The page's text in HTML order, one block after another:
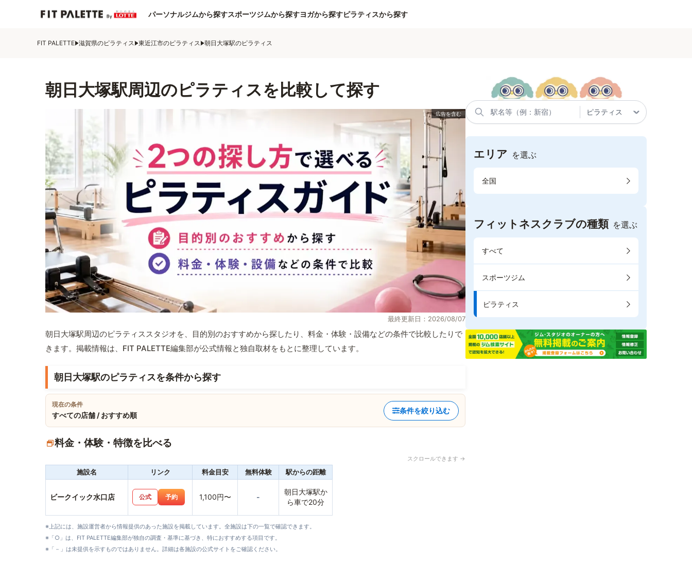
パーソナルジムから探すスポーツジムから探すヨガから探すピラティスから探す
FIT PALETTE 滋賀県のピラティス 東近江市のピラティス 朝日大塚駅のピラティス
朝日大塚駅周辺のピラティスを比較して探す
最終更新日：2026/08/07
朝日大塚駅周辺のピラティススタジオを、目的別のおすすめから探したり、料金・体験・設備などの条件で比較したりで
きます。掲載情報は、FIT PALETTE編集部が公式情報と独自取材をもとに整理しています。
朝日大塚駅のピラティスを条件から探す
現在の条件
すべての店舗 / おすすめ順
条件を絞り込む
料金・体験・特徴を比べる
スクロールできます →
施設名 リンク 料金目安 無料体験 駅からの距離
ビークイック水口店 公式 予約 1,100円〜 -
朝日大塚駅か
ら車で20分
※上記には、施設運営者から情報提供のあった施設を掲載しています。全施設は下の一覧で確認できます。
※「○」は、FIT PALETTE編集部が独自の調査・基準に基づき、特におすすめする項目です。
※「－」は未提供を示すものではありません。詳細は各施設の公式サイトをご確認ください。
エリア を選ぶ
全国
フィットネスクラブの種類 を選ぶ
すべて
スポーツジム
ピラティス